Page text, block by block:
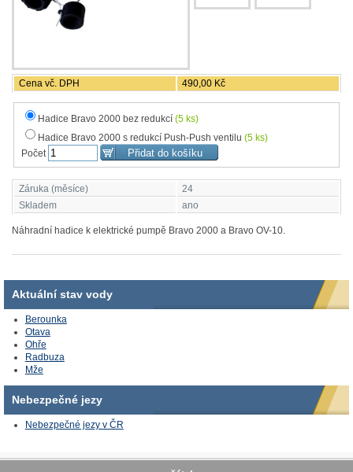
Cena vč. DPH 490,00 Kč
Hadice Bravo 2000 bez redukcí (5 ks)
Hadice Bravo 2000 s redukcí Push-Push ventilu (5 ks)
Počet
Záruka (měsíce)
24
Skladem
ano
Náhradní hadice k elektrické pumpě Bravo 2000 a Bravo OV-10.
Aktuální stav vody
Berounka
Otava
Ohře
Radbuza
Mže
Nebezpečné jezy
Nebezpečné jezy v ČR